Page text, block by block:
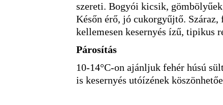
szereti. Bogyói kicsik,
Későn érő, jó cukorgyűjtő.
kellemesen kesernyés ízű, tipikus
Párosítás
10-14°C-on ajánljuk fehér húsú
is kesernyés utóízének